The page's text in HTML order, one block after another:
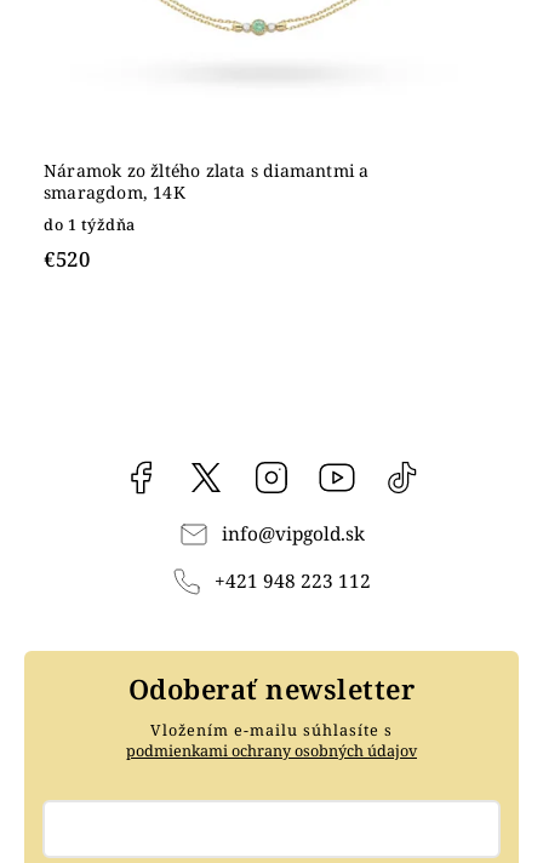
Náramok zo žltého zlata s diamantmi a
smaragdom, 14K
do 1 týždňa
€520
Facebook vipgoldsk Instagram YouTube
info@vipgold.sk
+421 948 223 112
Odoberať newsletter
Vložením e-mailu súhlasíte s
podmienkami ochrany osobných údajov